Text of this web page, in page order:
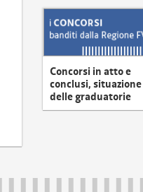
Concorsi in atto e
conclusi, situazione
delle graduatorie